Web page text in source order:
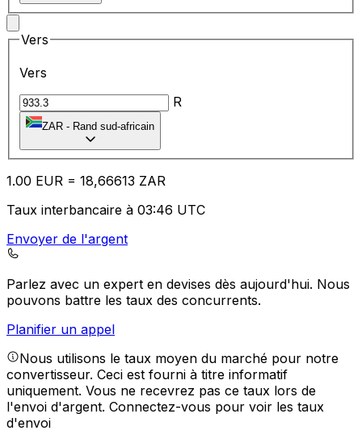
Vers
Vers
R
ZAR - Rand sud-africain
1.00 EUR = 18,66613 ZAR
Taux interbancaire à 03:46 UTC
Envoyer de l'argent
Parlez avec un expert en devises dès aujourd'hui. Nous
pouvons battre les taux des concurrents.
Planifier un appel
Nous utilisons le taux moyen du marché pour notre
convertisseur. Ceci est fourni à titre informatif
uniquement. Vous ne recevrez pas ce taux lors de
l'envoi d'argent. Connectez-vous pour voir les taux
d'envoi